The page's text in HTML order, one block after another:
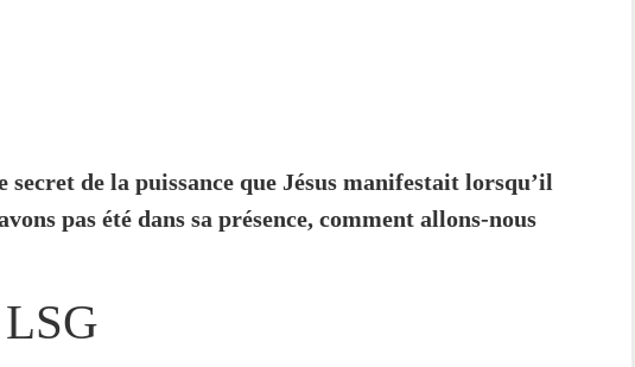
secret de la puissance que Jésus manifestait lorsqu’il
pas été dans sa présence, comment allons-nous